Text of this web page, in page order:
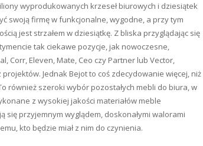
wyprodukowanych krzeseł biurowych i dziesiątek
swoją firmę w funkcjonalne, wygodne, a przy tym
jest strzałem w dziesiątkę. Z bliska przyglądając się
tak ciekawe pozycje, jak nowoczesne,
Corr, Eleven, Mate, Ceo czy Partner lub Vector,
Jednak Bejot to coś zdecydowanie więcej, niż
również szeroki wybór pozostałych mebli do biura, w
z wysokiej jakości materiałów meble
się przyjemnym wyglądem, doskonałymi walorami
kto będzie miał z nim do czynienia.